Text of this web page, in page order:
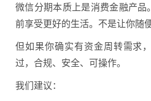
微信分期本质上是消费金融产
前享受更好的生活。不是让你随
但如果你确实有资金周转需求
过，合规、安全、可操作。
我们建议：